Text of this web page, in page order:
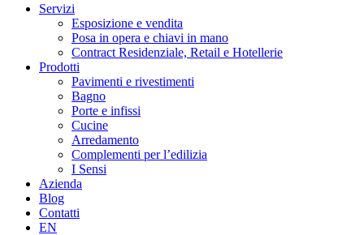
Servizi
Esposizione e vendita
Posa in opera e chiavi in mano
Contract Residenziale, Retail e Hotellerie
Prodotti
Pavimenti e rivestimenti
Bagno
Porte e infissi
Cucine
Arredamento
Complementi per l’edilizia
I Sensi
Azienda
Blog
Contatti
EN